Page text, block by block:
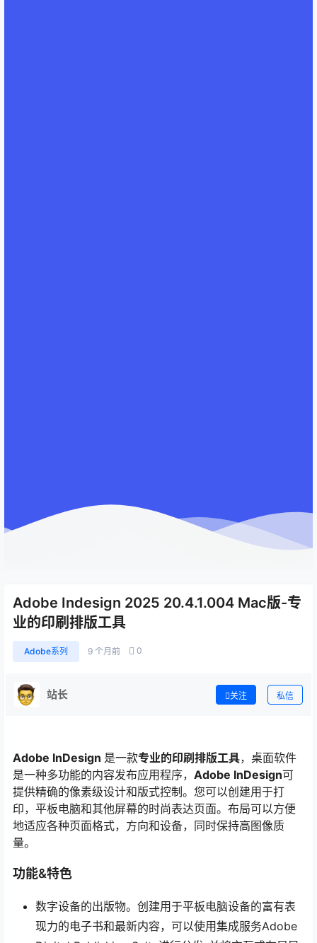
Adobe Indesign 2025 20.4.1.004 Mac版-专
业的印刷排版工具
Adobe系列 9 个月前 0
站长 关注 私信
Adobe InDesign 是一款专业的印刷排版工具，桌面软件
是一种多功能的内容发布应用程序， Adobe InDesign可
提供精确的像素级设计和版式控制。您可以创建用于打
印，平板电脑和其他屏幕的时尚表达页面。布局可以方便
地适应各种页面格式，方向和设备，同时保持高图像质
量。
功能&特色
数字设备的出版物。创建用于平板电脑设备的富有表
现力的电子书和最新内容，可以使用集成服务Adobe